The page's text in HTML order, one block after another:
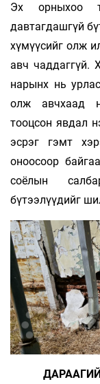
Эх орныхоо
давтагдашгүй
хүмүүсийг олж
авч чаддаггүй.
нарынх нь
олж авчхаад
тооцсон явдал
эсрэг гэмт
оноосоор
соёлын
бүтээлүүдийг